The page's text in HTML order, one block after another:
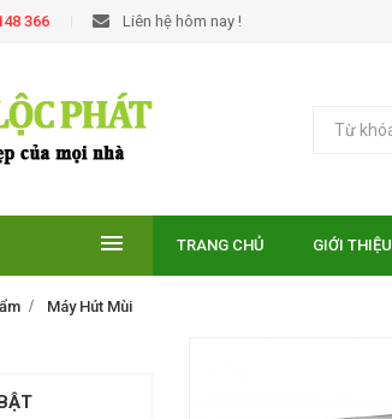
366 Liên hệ hôm nay !
TRANG CHỦ GIỚI THIỆU
Máy Hút Mùi